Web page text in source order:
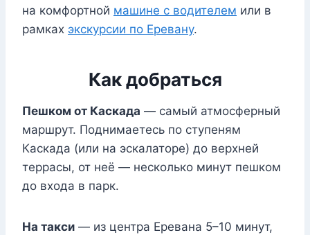
на комфортной машине с водителем или в
рамках экскурсии по Еревану.
Как добраться
Пешком от Каскада — самый атмосферный
маршрут. Поднимаетесь по ступеням
Каскада (или на эскалаторе) до верхней
террасы, от неё — несколько минут пешком
до входа в парк.
На такси — из центра Еревана 5–10 минут,